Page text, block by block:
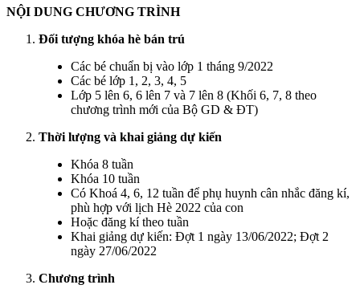
NỘI DUNG CHƯƠNG TRÌNH
Đối tượng khóa hè bán trú
Các bé chuẩn bị vào lớp 1 tháng 9/2022
Các bé lớp 1, 2, 3, 4, 5
Lớp 5 lên 6, 6 lên 7 và 7 lên 8 (Khối 6, 7, 8 theo
chương trình mới của Bộ GD & ĐT)
Thời lượng và khai giảng dự kiến
Khóa 8 tuần
Khóa 10 tuần
Có Khoá 4, 6, 12 tuần để phụ huynh cân nhắc đăng kí,
phù hợp với lịch Hè 2022 của con
Hoặc đăng kí theo tuần
Khai giảng dự kiến: Đợt 1 ngày 13/06/2022; Đợt 2
ngày 27/06/2022
Chương trình